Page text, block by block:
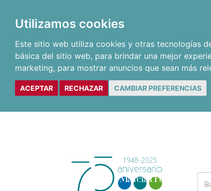
Utilizamos cookies
Este sitio web utiliza cookies y otras tecnologías
básica del sitio web, para brindar una mejor
marketing, para mostrar anuncios que sean más
ACEPTAR RECHAZAR CAMBIAR PREFERENCIAS